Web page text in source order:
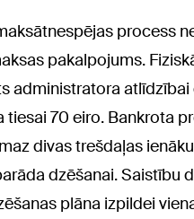
process
pakalpojums.
administratora
tiesai 70 eiro. Bankrota
divas trešdaļas
dzēšanai. Saistību
plāna izpildei